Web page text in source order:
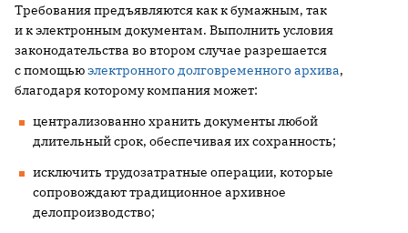
Требования предъявляются как к бумажным, так
и к электронным документам. Выполнить условия
законодательства во втором случае разрешается
с помощьюэлектронного долговременного архива,
благодаря которому компания может:
централизованно хранить документы любой
длительный срок, обеспечивая их сохранность;
исключить трудозатратные операции, которые
сопровождают традиционное архивное
делопроизводство;